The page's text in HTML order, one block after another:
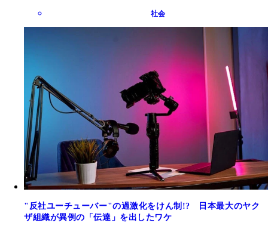
社会
"反社ユーチューバー"の過激化をけん制!? 日本最大のヤク
ザ組織が異例の「伝達」を出したワケ